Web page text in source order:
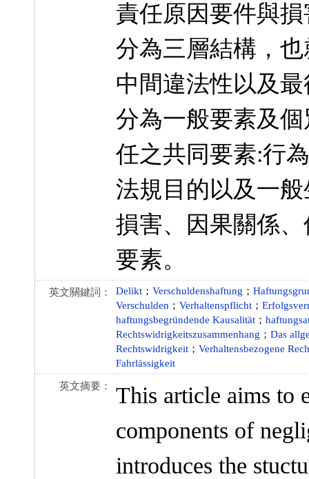
責任原因要件與
分為三層結構，
中間違法性以及
分為一般要素及
任之共同要素:行
法規目的以及一
損害、因果關係
要素。
英文關鍵詞： Delikt ； Verschuldenshaftung ；
Verschulden ； Verhaltenspflicht ；
haftungsbegründende Kausalität ；
Rechtswidrigkeitszusammenhang ； Das
Rechtswidrigkeit ； Verhaltensbezogene
Fahrlässigkeit
英文摘要：
This article aims to
components of
introduces the